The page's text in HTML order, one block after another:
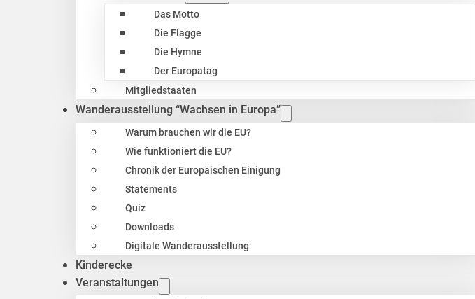
Das Motto
Die Flagge
Die Hymne
Der Europatag
Mitgliedstaaten
Wanderausstellung “Wachsen in Europa”
Warum brauchen wir die EU?
Wie funktioniert die EU?
Chronik der Europäischen Einigung
Statements
Quiz
Downloads
Digitale Wanderausstellung
Kinderecke
Veranstaltungen